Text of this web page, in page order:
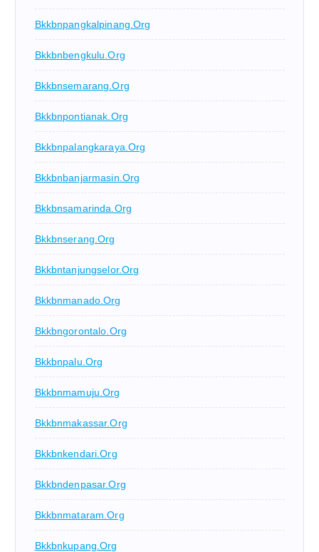
Bkkbnpangkalpinang.org
Bkkbnbengkulu.org
Bkkbnsemarang.org
Bkkbnpontianak.org
Bkkbnpalangkaraya.org
Bkkbnbanjarmasin.org
Bkkbnsamarinda.org
Bkkbnserang.org
Bkkbntanjungselor.org
Bkkbnmanado.org
Bkkbngorontalo.org
Bkkbnpalu.org
Bkkbnmamuju.org
Bkkbnmakassar.org
Bkkbnkendari.org
Bkkbndenpasar.org
Bkkbnmataram.org
Bkkbnkupang.org